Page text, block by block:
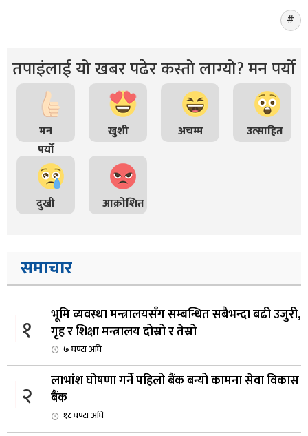
तपाइंलाई यो खबर पढेर कस्तो लाग्यो? मन पर्यो
मन
पर्यो
खुशी अचम्म उत्साहित
दुखी आक्रोशित
समाचार
१
भूमि व्यवस्था मन्त्रालयसँग सम्बन्धित सबैभन्दा बढी उजुरी,
गृह र शिक्षा मन्त्रालय दोस्रो र तेस्रो
७ घण्टा अघि
२
लाभांश घोषणा गर्ने पहिलो बैंक बन्यो कामना सेवा विकास
बैंक
१८ घण्टा अघि